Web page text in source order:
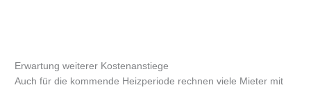
Erwartung weiterer Kostenanstiege
Auch für die kommende Heizperiode rechnen viele Mieter mit